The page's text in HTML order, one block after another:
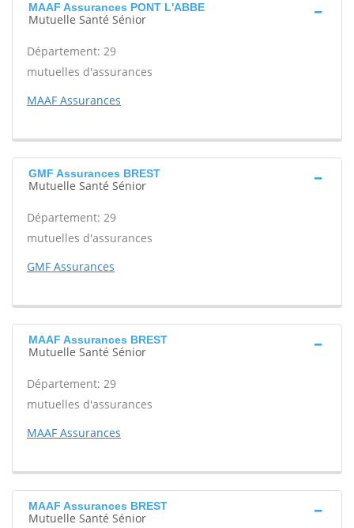
MAAF Assurances PONT L'ABBE
Mutuelle Santé Sénior
Département: 29
mutuelles d'assurances
MAAF Assurances
GMF Assurances BREST
Mutuelle Santé Sénior
Département: 29
mutuelles d'assurances
GMF Assurances
MAAF Assurances BREST
Mutuelle Santé Sénior
Département: 29
mutuelles d'assurances
MAAF Assurances
MAAF Assurances BREST
Mutuelle Santé Sénior